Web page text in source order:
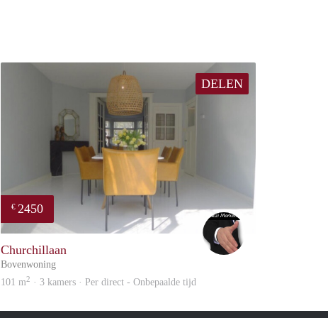
DELEN
€ 2450
Churchillaan
Bovenwoning
101 m2 · 3 kamers · Per direct - Onbepaalde tijd